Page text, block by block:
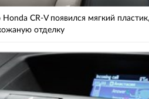
CR-V появился мягкий пластик,
отделку